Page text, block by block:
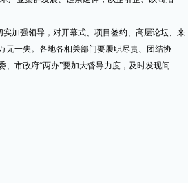
加强领导，对开幕式、项目签约、高层论坛、来
无一失。各地各相关部门要履职尽责、团结协
市政府“两办”要加大督导力度，及时发现问